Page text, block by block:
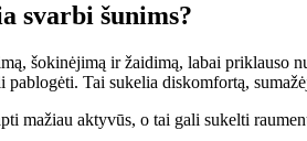
svarbi šunims?
šokinėjimą ir žaidimą, labai priklauso
Tai sukelia diskomfortą,
mažiau aktyvūs, o tai gali sukelti